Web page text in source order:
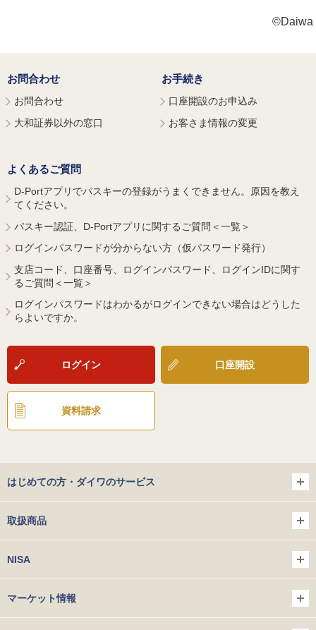
©Daiwa
お問合わせ
お問合わせ
大和証券以外の窓口
お手続き
口座開設のお申込み
お客さま情報の変更
よくあるご質問
D-Portアプリでパスキーの登録がうまくできません。原因を教え
てください。
パスキー認証、D-Portアプリに関するご質問＜一覧＞
ログインパスワードが分からない方（仮パスワード発行）
支店コード、口座番号、ログインパスワード、ログインIDに関す
るご質問＜一覧＞
ログインパスワードはわかるがログインできない場合はどうした
らよいですか。
ログイン 口座開設
資料請求
はじめての方・ダイワのサービス
取扱商品
NISA
マーケット情報